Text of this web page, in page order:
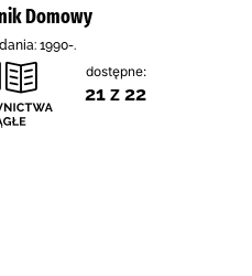
Domowy
1990-.
dostępne:
21 z 22